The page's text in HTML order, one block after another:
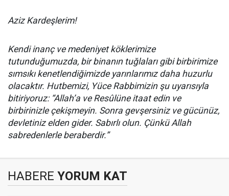
Aziz Kardeşlerim!
Kendi inanç ve medeniyet köklerimize
tutunduğumuzda, bir binanın tuğlaları gibi birbirimize
sımsıkı kenetlendiğimizde yarınlarımız daha huzurlu
olacaktır. Hutbemizi, Yüce Rabbimizin şu uyarısıyla
bitiriyoruz: “Allah’a ve Resûlüne itaat edin ve
birbirinizle çekişmeyin. Sonra gevşersiniz ve gücünüz,
devletiniz elden gider. Sabırlı olun. Çünkü Allah
sabredenlerle beraberdir.”
HABERE YORUM KAT